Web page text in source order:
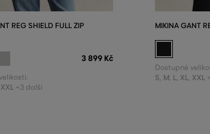
REG SHIELD FULL ZIP
3 899 Kč
XXL +3 další
MIKINA GANT
Dostupné
S, M, L, XL, XXL